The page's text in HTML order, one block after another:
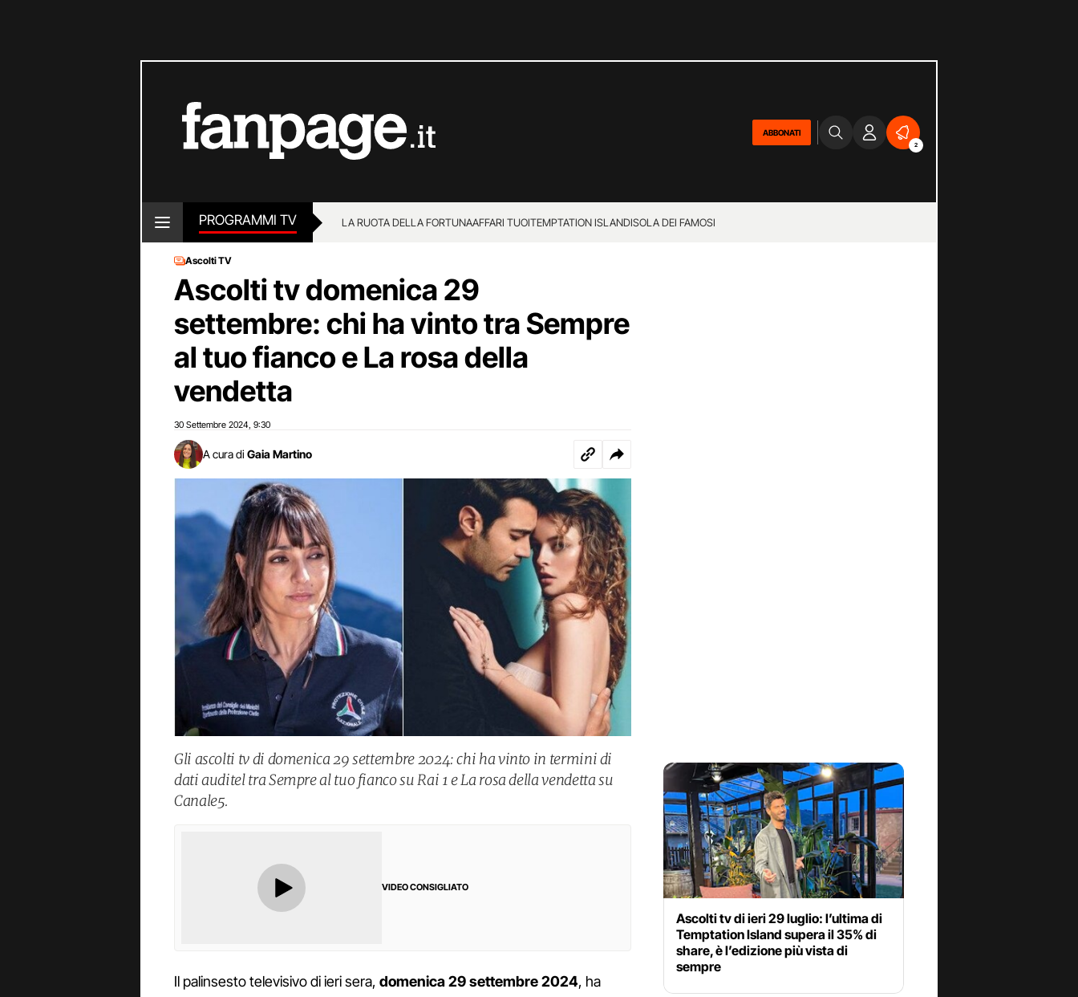
ABBONATI
2
PROGRAMMI TV LA RUOTA DELLA FORTUNAAFFARI TUOITEMPTATION ISLANDISOLA DEI FAMOSI
Ascolti TV
Ascolti tv domenica 29
settembre: chi ha vinto tra Sempre
al tuo fianco e La rosa della
vendetta
30 Settembre 2024 9:30
A cura di Gaia Martino
Gli ascolti tv di domenica 29 settembre 2024: chi ha vinto in termini di
dati auditel tra Sempre al tuo fianco su Rai 1 e La rosa della vendetta su
Canale5.
VIDEO CONSIGLIATO
Il palinsesto televisivo di ieri sera, domenica 29 settembre 2024, ha
Ascolti tv di ieri 29 luglio: l’ultima di
Temptation Island supera il 35% di
share, è l’edizione più vista di
sempre